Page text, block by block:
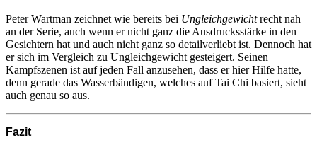
Peter Wartman zeichnet wie bereits bei Ungleichgewichtrecht nah
an der Serie, auch wenn er nicht ganz die Ausdrucksstärke in den
Gesichtern hat und auch nicht ganz so detailverliebt ist. Dennoch hat
er sich im Vergleich zu Ungleichgewicht gesteigert. Seinen
Kampfszenen ist auf jeden Fall anzusehen, dass er hier Hilfe hatte,
denn gerade das Wasserbändigen, welches auf Tai Chi basiert, sieht
auch genau so aus.
Fazit